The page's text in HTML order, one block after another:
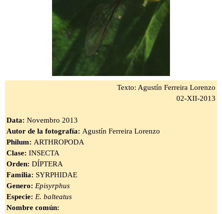
Texto: Agustín Ferreira Lorenzo
02-XII-2013
Data: Novembro 2013
Autor de la fotografía: Agustín Ferreira Lorenzo
Philum: ARTHROPODA
Clase: INSECTA
Orden: DÍPTERA
Familia: SYRPHIDAE
Genero: Episyrphus
Especie: E. balteatus
Nombre común: